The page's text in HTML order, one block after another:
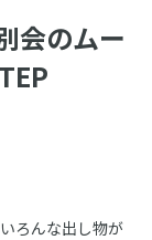
会のムー
ろんな出し物が